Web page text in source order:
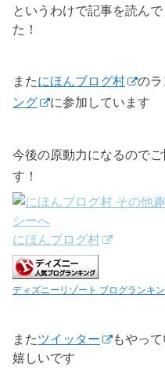
というわけで記事を読ん
た！
またにほんブログ村 の
ング
に参加しています
今後の原動力になるので
す！
にほんブログ村
ディズニーリゾート ブログランキ
またツイッター
もやっ
嬉しいです